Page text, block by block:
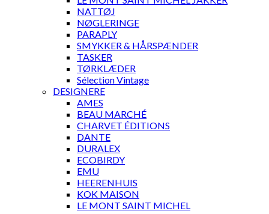
NATTØJ
NØGLERINGE
PARAPLY
SMYKKER & HÅRSPÆNDER
TASKER
TØRKLÆDER
Sélection Vintage
DESIGNERE
AMES
BEAU MARCHÉ
CHARVET ÉDITIONS
DANTE
DURALEX
ECOBIRDY
EMU
HEERENHUIS
KOK MAISON
LE MONT SAINT MICHEL